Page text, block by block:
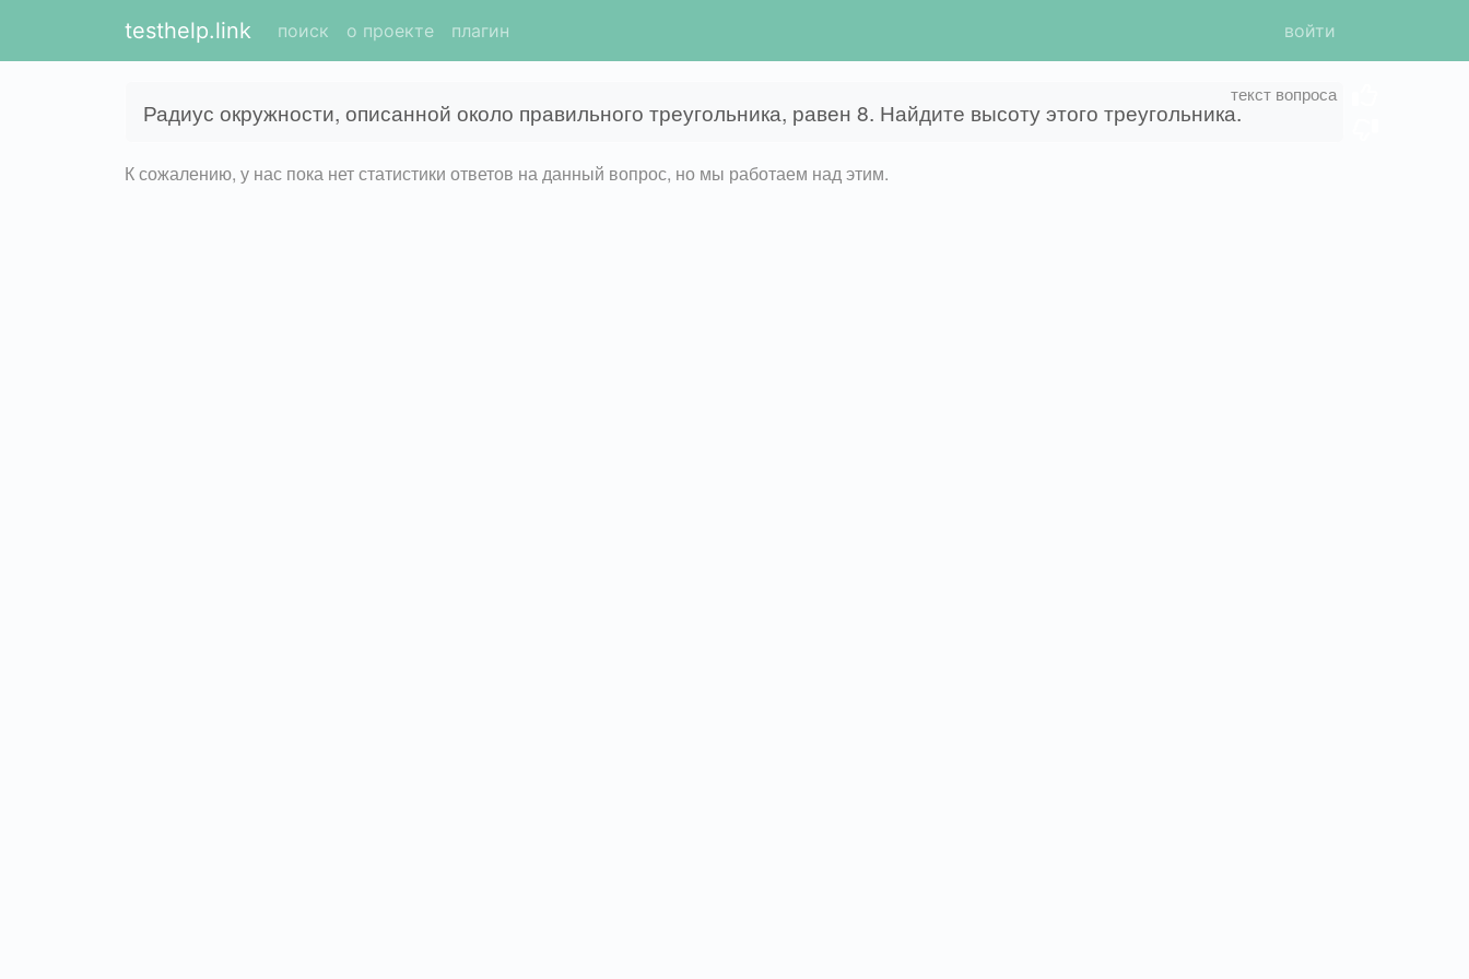
testhelp.link поиск о проекте плагин войти
Радиус окружности, описанной около правильного треугольника, равен 8. Найдите высоту этого треугольника.
К сожалению, у нас пока нет статистики ответов на данный вопрос, но мы работаем над этим.